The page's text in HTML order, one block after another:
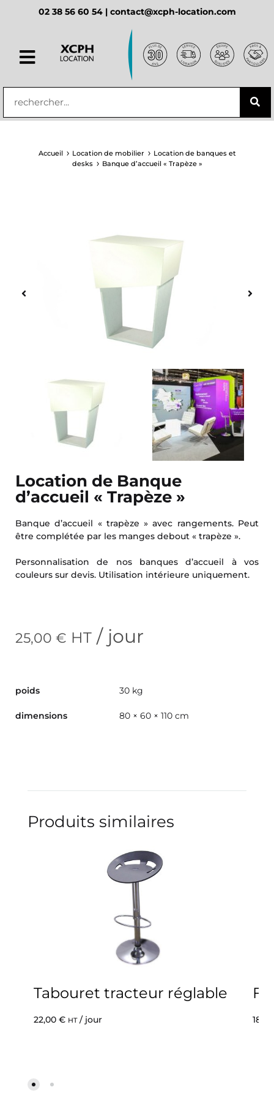
principal02 38 56 60 54 | contact@xcph-location.com
Accueil Location de mobilier
Location de banques et
desks
Banque d’accueil « Trapèze »
Location de Banque
d’accueil « Trapèze »
Banque d’accueil « trapèze » avec rangements. Peut
être complétée par les manges debout « trapèze ».
Personnalisation de nos banques d’accueil à vos
couleurs sur devis. Utilisation intérieure uniquement.
25,00 € HT / jour
poids 30 kg
dimensions 80 × 60 × 110 cm
Produits similaires
Tabouret tracteur réglable
22,00 € HT/ jour